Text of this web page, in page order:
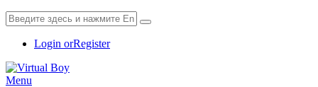
Login orRegister
Menu